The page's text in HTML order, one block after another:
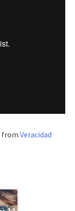
from Veracidad